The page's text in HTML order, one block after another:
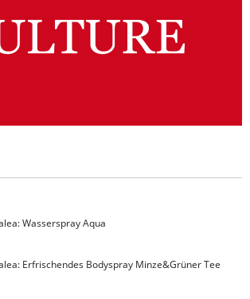
Wasserspray Aqua
Erfrischendes Bodyspray Minze&Grüner Tee